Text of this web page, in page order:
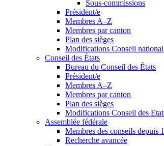
Sous-commissions
Président/e
Membres A–Z
Membres par canton
Plan des sièges
Modifications Conseil national
Conseil des États
Bureau du Conseil des États
Président/e
Membres A–Z
Membres par canton
Plan des sièges
Modifications Conseil des
Assemblée fédérale
Membres des conseils depuis
Recherche avancée